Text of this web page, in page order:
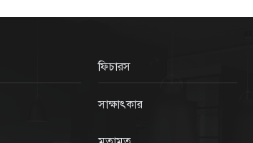
ফিচারস
সাক্ষাৎকার